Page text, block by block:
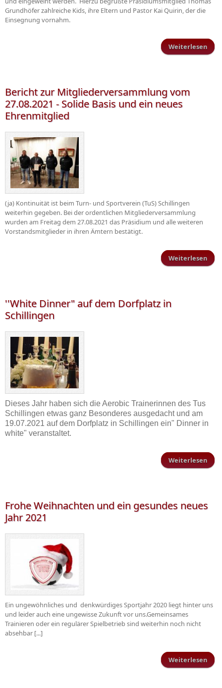
Grundhöfer zahlreiche Kids, ihre Eltern und Pastor Kai Quirin, der die
Einsegnung vornahm.
Weiterlesen
Bericht zur Mitgliederversammlung vom
27.08.2021 - Solide Basis und ein neues
Ehrenmitglied
(ja) Kontinuität ist beim Turn- und Sportverein (TuS) Schillingen
weiterhin gegeben. Bei der ordentlichen Mitgliederversammlung
wurden am Freitag dem 27.08.2021 das Präsidium und alle weiteren
Vorstandsmitglieder in ihren Ämtern bestätigt.
Weiterlesen
''White Dinner" auf dem Dorfplatz in
Schillingen
Dieses Jahr haben sich die Aerobic Trainerinnen des Tus
Schillingen etwas ganz Besonderes ausgedacht und am
19.07.2021 auf dem Dorfplatz in Schillingen ein" Dinner in
white" veranstaltet.
Weiterlesen
Frohe Weihnachten und ein gesundes neues
Jahr 2021
Ein ungewöhnliches und denkwürdiges Sportjahr 2020 liegt hinter uns
und leider auch eine ungewisse Zukunft vor uns.Gemeinsames
Trainieren oder ein regulärer Spielbetrieb sind weiterhin noch nicht
absehbar [...]
Weiterlesen